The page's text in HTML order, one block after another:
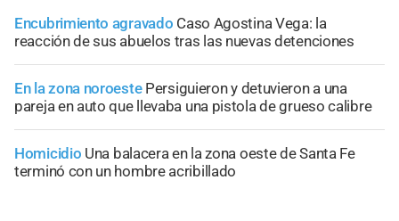
Encubrimiento agravado Caso Agostina Vega: la
reacción de sus abuelos tras las nuevas detenciones
En la zona noroeste Persiguieron y detuvieron a una
pareja en auto que llevaba una pistola de grueso calibre
Homicidio Una balacera en la zona oeste de Santa Fe
terminó con un hombre acribillado